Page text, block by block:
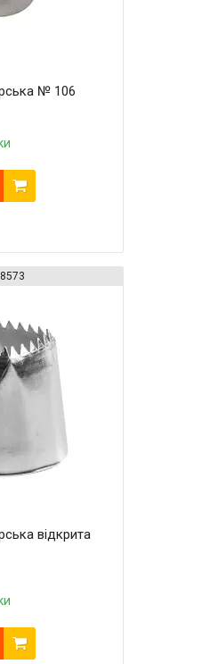
№ 106
8573
відкрита